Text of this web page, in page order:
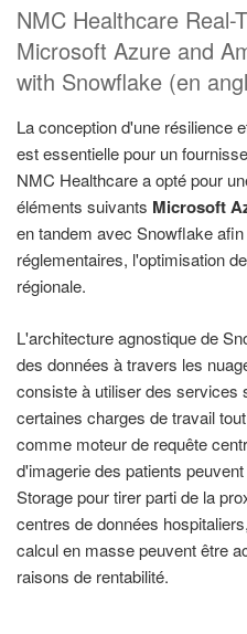
NMC Healthcare Real-
Microsoft Azure and
with Snowflake (en
La conception d'une résilience
est essentielle pour un
NMC Healthcare a opté pour
éléments suivants Microsoft
en tandem avec Snowflake
réglementaires, l'optimisation
régionale.
L'architecture agnostique de
des données à travers les
consiste à utiliser des services
certaines charges de travail
comme moteur de requête
d'imagerie des patients
Storage pour tirer parti de la
centres de données
calcul en masse peuvent être
raisons de rentabilité.